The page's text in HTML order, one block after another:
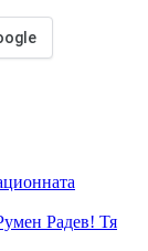
Радев! Тя